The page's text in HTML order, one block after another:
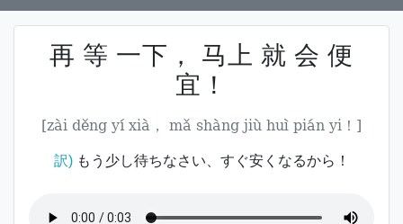
再 等 一下， 马上 就 会 便
宜！
[zài děng yí xià， mǎ shàng jiù huì pián yi！]
訳)もう少し待ちなさい、すぐ安くなるから！